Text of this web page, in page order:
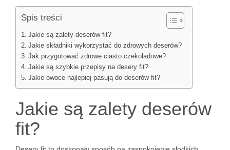
Spis treści
Jakie są zalety deserów fit?
Jakie składniki wykorzystać do zdrowych deserów?
Jak przygotować zdrowe ciasto czekoladowe?
Jakie są szybkie przepisy na desery fit?
Jakie owoce najlepiej pasują do deserów fit?
Jakie są zalety deserów
fit?